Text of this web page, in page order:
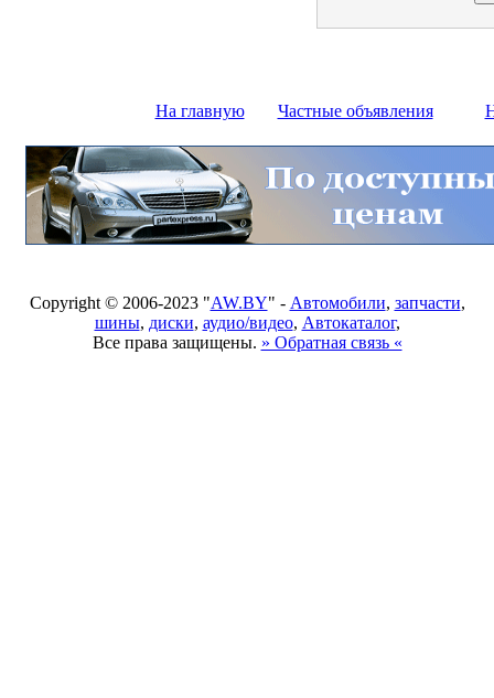
На главную Частные объявления
Copyright © 2006-2023 "AW.BY" - Автомобили, запчасти,
шины, диски, аудио/видео, Автокаталог,
Все права защищены. » Обратная связь «